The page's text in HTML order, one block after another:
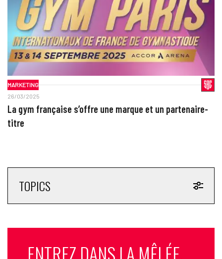
MARKETING
26/03/2025
La gym française s’offre une marque et un partenaire-
titre
TOPICS
ENTREZ DANS LA MÊLÉE.